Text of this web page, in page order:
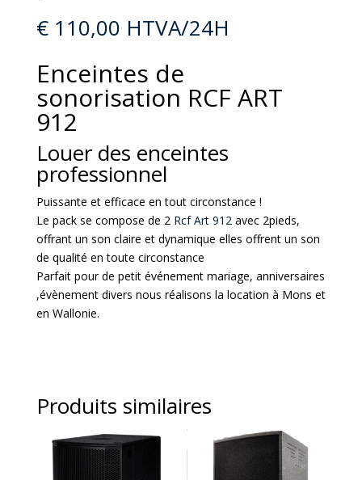
€110,00 HTVA/24H
Enceintes de
sonorisation RCF ART
912
Louer des enceintes
professionnel
Puissante et efficace en tout circonstance !
Le pack se compose de 2 Rcf Art 912avec 2pieds,
offrant un son claire et dynamique elles offrent un son
de qualité en toute circonstance
Parfait pour de petit événement mariage, anniversaires
,évènement divers nous réalisons la location à Mons et
en Wallonie.
Produits similaires